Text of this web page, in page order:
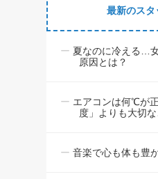
最新のスタ
夏なのに冷える…
原因とは？
エアコンは何℃が
度」よりも大切
音楽で心も体も豊